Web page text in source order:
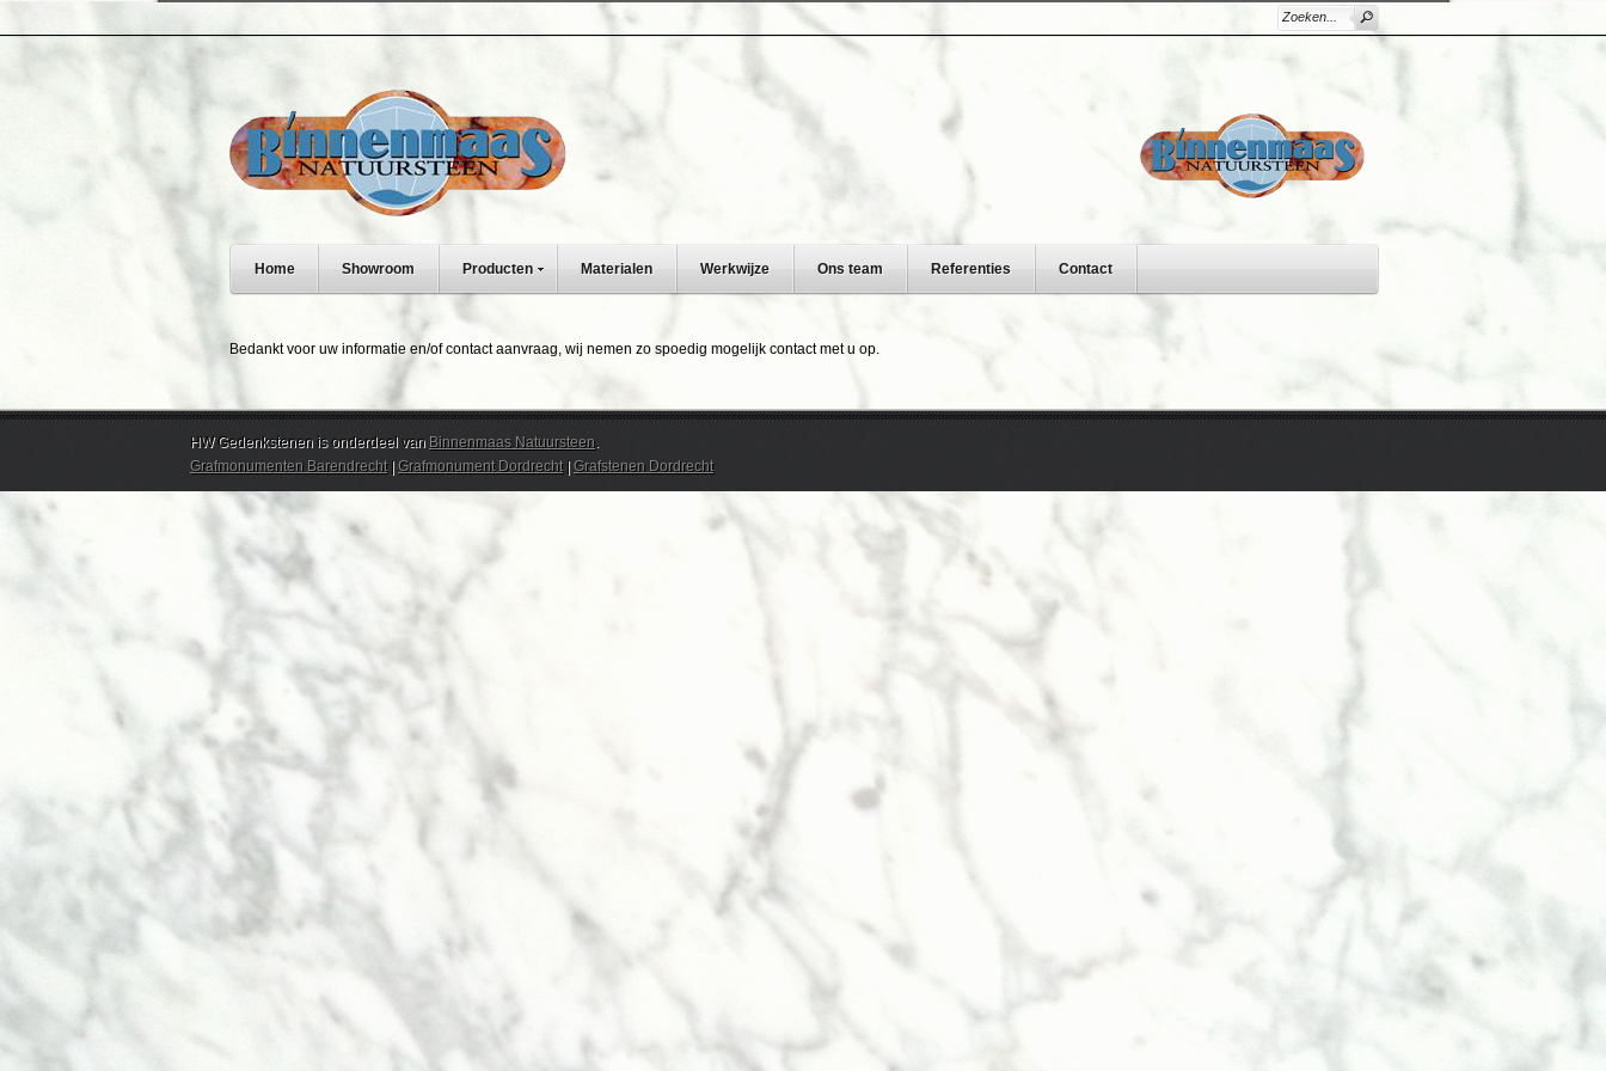
Home Showroom Producten Materialen Werkwijze Ons team Referenties Contact
Bedankt voor uw informatie en/of contact aanvraag, wij nemen zo spoedig mogelijk contact met u op.
HW Gedenkstenen is onderdeel van Binnenmaas Natuursteen.
Grafmonumenten Barendrecht| Grafmonument Dordrecht| Grafstenen Dordrecht